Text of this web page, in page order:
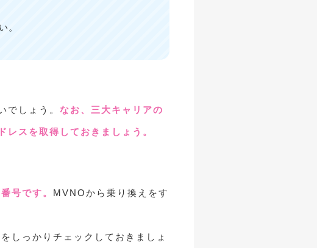
。
でしょう。 なお、三大キャリアの
スを取得しておきましょう。
号です。 MVNOから乗り換えをす
しっかりチェックしておきましょ